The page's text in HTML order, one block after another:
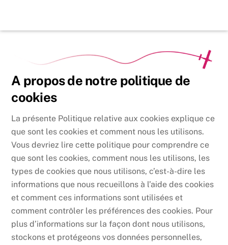
content
A propos de notre politique de
cookies
La présente Politique relative aux cookies explique ce
que sont les cookies et comment nous les utilisons.
Vous devriez lire cette politique pour comprendre ce
que sont les cookies, comment nous les utilisons, les
types de cookies que nous utilisons, c’est-à-dire les
informations que nous recueillons à l’aide des cookies
et comment ces informations sont utilisées et
comment contrôler les préférences des cookies. Pour
plus d’informations sur la façon dont nous utilisons,
stockons et protégeons vos données personnelles,
Top